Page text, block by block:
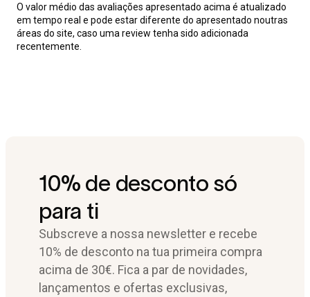
O valor médio das avaliações apresentado acima é atualizado
em tempo real e pode estar diferente do apresentado noutras
áreas do site, caso uma review tenha sido adicionada
recentemente.
10% de desconto só
para ti
Subscreve a nossa newsletter e recebe
10% de desconto na tua primeira compra
acima de 30€. Fica a par de novidades,
lançamentos e ofertas exclusivas,